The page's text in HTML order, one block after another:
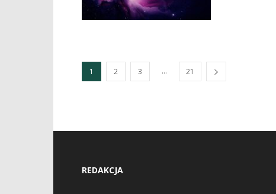
1 2 3 ... 21
REDAKCJA